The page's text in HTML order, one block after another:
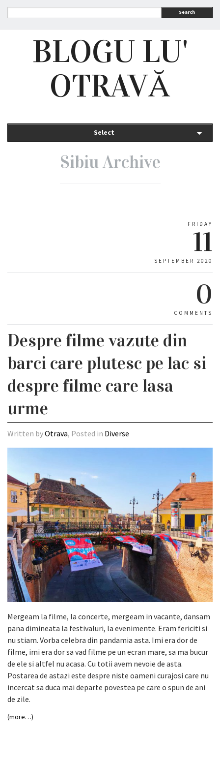
Search
BLOGU LU'
OTRAVĂ
Select
Sibiu Archive
FRIDAY
11
SEPTEMBER 2020
0
COMMENTS
Despre filme vazute din
barci care plutesc pe lac si
despre filme care lasa
urme
Written byOtrava, Posted in Diverse
Mergeam la filme, la concerte, mergeam in vacante, dansam
pana dimineata la festivaluri, la evenimente. Eram fericiti si
nu stiam. Vorba celebra din pandamia asta. Imi era dor de
filme, imi era dor sa vad filme pe un ecran mare, sa ma bucur
de ele si altfel nu acasa. Cu totii avem nevoie de asta.
Postarea de astazi este despre niste oameni curajosi care nu
incercat sa duca mai departe povestea pe care o spun de ani
de zile.
(more…)